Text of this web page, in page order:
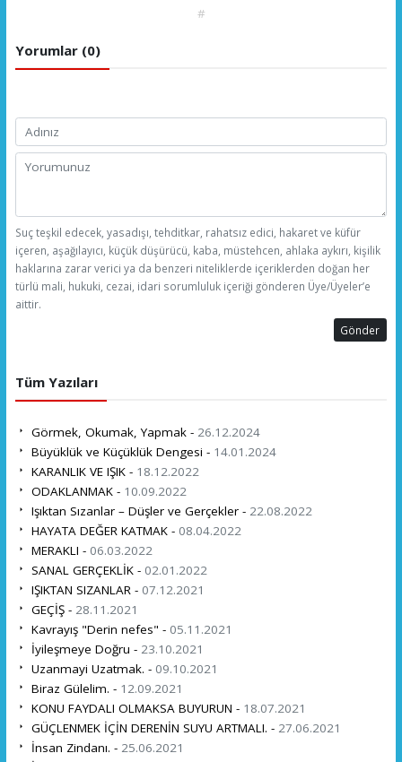
#
Yorumlar (0)
Suç teşkil edecek, yasadışı, tehditkar, rahatsız edici, hakaret ve küfür
içeren, aşağılayıcı, küçük düşürücü, kaba, müstehcen, ahlaka aykırı, kişilik
haklarına zarar verici ya da benzeri niteliklerde içeriklerden doğan her
türlü mali, hukuki, cezai, idari sorumluluk içeriği gönderen Üye/Üyeler’e
aittir.
Gönder
Tüm Yazıları
Görmek, Okumak, Yapmak - 26.12.2024
Büyüklük ve Küçüklük Dengesi - 14.01.2024
KARANLIK VE IŞIK - 18.12.2022
ODAKLANMAK - 10.09.2022
Işıktan Sızanlar – Düşler ve Gerçekler - 22.08.2022
HAYATA DEĞER KATMAK - 08.04.2022
MERAKLI - 06.03.2022
SANAL GERÇEKLİK - 02.01.2022
IŞIKTAN SIZANLAR - 07.12.2021
GEÇİŞ - 28.11.2021
Kavrayış "Derin nefes" - 05.11.2021
İyileşmeye Doğru - 23.10.2021
Uzanmayi Uzatmak. - 09.10.2021
Biraz Gülelim. - 12.09.2021
KONU FAYDALI OLMAKSA BUYURUN - 18.07.2021
GÜÇLENMEK İÇİN DERENİN SUYU ARTMALI. - 27.06.2021
İnsan Zindanı. - 25.06.2021